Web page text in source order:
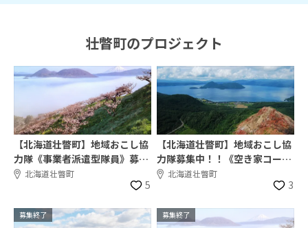
壮瞥町のプロジェクト
【北海道壮瞥町】地域おこし協
力隊《事業者派遣型隊員》募集
中‼︎北海道壮瞥町
5
【北海道壮瞥町】地域おこし協
力隊募集中！！《空き家コーデ
ィネーター》
北海道壮瞥町
3
募集終了 募集終了